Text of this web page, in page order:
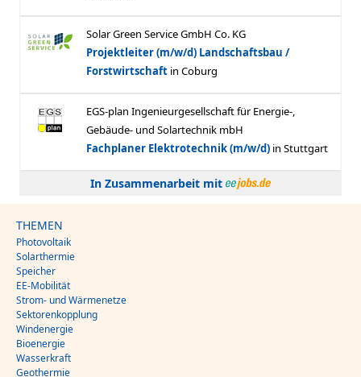
In Zusammenarbeit mit
THEMEN
Photovoltaik
Solarthermie
Speicher
EE-Mobilität
Strom- und Wärmenetze
Sektorenkopplung
Windenergie
Bioenergie
Wasserkraft
Geothermie